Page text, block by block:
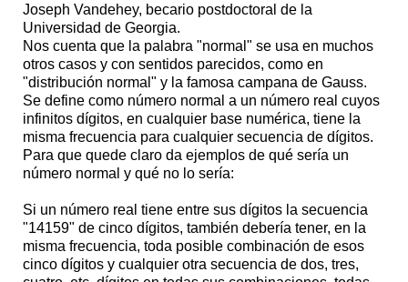
Joseph Vandehey, becario postdoctoral de la
Universidad de Georgia.
Nos cuenta que la palabra "normal" se usa en muchos
otros casos y con sentidos parecidos, como en
"distribución normal" y la famosa campana de Gauss.
Se define como número normal a un número real cuyos
infinitos dígitos, en cualquier base numérica, tiene la
misma frecuencia para cualquier secuencia de dígitos.
Para que quede claro da ejemplos de qué sería un
número normal y qué no lo sería:
Si un número real tiene entre sus dígitos la secuencia
"14159" de cinco dígitos, también debería tener, en la
misma frecuencia, toda posible combinación de esos
cinco dígitos y cualquier otra secuencia de dos, tres,